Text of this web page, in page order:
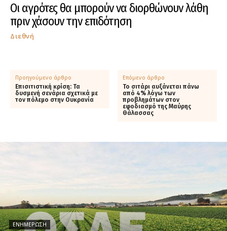
Οι αγρότες θα μπορούν να διορθώνουν λάθη
πριν χάσουν την επιδότηση
Διεθνή
Προηγούμενο άρθρο
Επισιτιστική κρίση: Τα
δυσμενή σενάρια σχετικά με
τον πόλεμο στην Ουκρανία
Επόμενο άρθρο
Το σιτάρι αυξάνεται πάνω
από 4% λόγω των
προβλημάτων στον
εφοδιασμό της Μαύρης
Θάλασσας
ΕΝΗΜΈΡΩΣΗ